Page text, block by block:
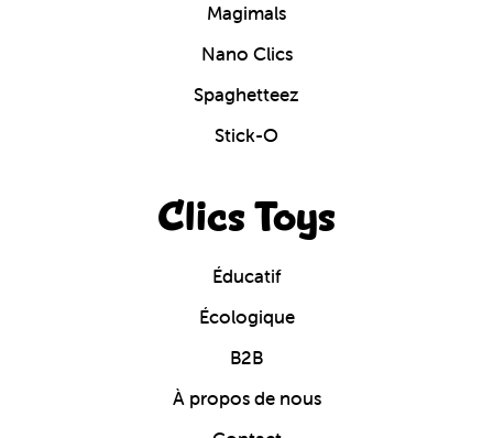
Magimals
Nano Clics
Spaghetteez
Stick-O
Clics Toys
Éducatif
Écologique
B2B
À propos de nous